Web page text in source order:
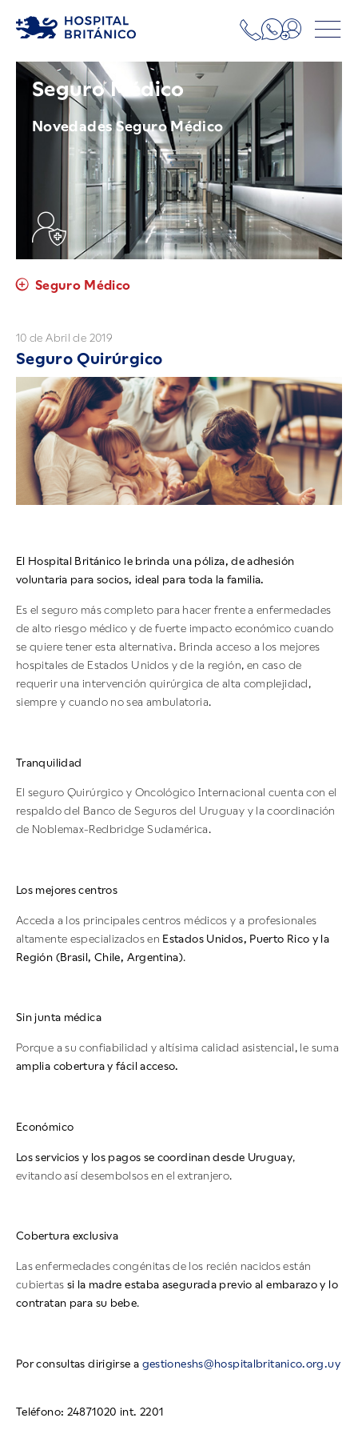
Seguro Médico
Novedades Seguro Médico
Seguro Médico
10 de Abril de 2019
Seguro Quirúrgico
El Hospital Británico le brinda una póliza, de adhesión
voluntaria para socios, ideal para toda la familia.
Es el seguro más completo para hacer frente a enfermedades
de alto riesgo médico y de fuerte impacto económico cuando
se quiere tener esta alternativa. Brinda acceso a los mejores
hospitales de Estados Unidos y de la región, en caso de
requerir una intervención quirúrgica de alta complejidad,
siempre y cuando no sea ambulatoria.
Tranquilidad
El seguro Quirúrgico y Oncológico Internacional cuenta con el
respaldo del Banco de Seguros del Uruguay y la coordinación
de Noblemax-Redbridge Sudamérica.
Los mejores centros
Acceda a los principales centros médicos y a profesionales
altamente especializados en Estados Unidos, Puerto Rico y la
Región (Brasil, Chile, Argentina).
Sin junta médica
Porque a su confiabilidad y altísima calidad asistencial, le suma
amplia cobertura y fácil acceso.
Económico
Los servicios y los pagos se coordinan desde Uruguay,
evitando así desembolsos en el extranjero.
Cobertura exclusiva
Las enfermedades congénitas de los recién nacidos están
cubiertas si la madre estaba asegurada previo al embarazo y lo
contratan para su bebe.
Por consultas dirigirse a gestioneshs@hospitalbritanico.org.uy
Teléfono: 24871020 int. 2201